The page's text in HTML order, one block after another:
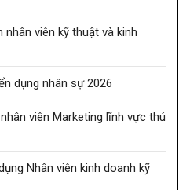
viên kỹ thuật và kinh
dụng nhân sự 2026
viên Marketing lĩnh vực thú
Nhân viên kinh doanh kỹ